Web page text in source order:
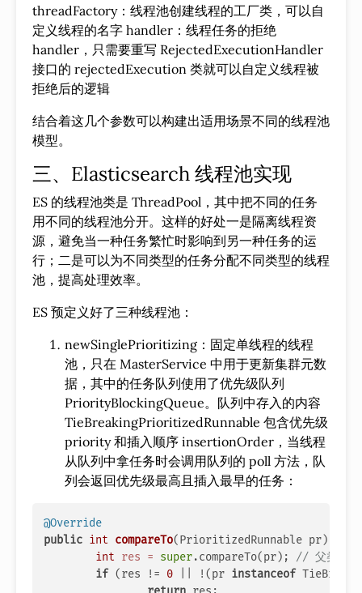
threadFactory：线程池创建线程的工厂类，可以自
定义线程的名字 handler：线程任务的拒绝
handler，只需要重写 RejectedExecutionHandler
接口的 rejectedExecution 类就可以自定义线程被
拒绝后的逻辑
结合着这几个参数可以构建出适用场景不同的线程池
模型。
三、Elasticsearch 线程池实现
ES 的线程池类是 ThreadPool，其中把不同的任务
用不同的线程池分开。这样的好处一是隔离线程资
源，避免当一种任务繁忙时影响到另一种任务的运
行；二是可以为不同类型的任务分配不同类型的线程
池，提高处理效率。
ES 预定义好了三种线程池：
newSinglePrioritizing：固定单线程的线程
池，只在 MasterService 中用于更新集群元数
据，其中的任务队列使用了优先级队列
PriorityBlockingQueue。队列中存入的内容
TieBreakingPrioritizedRunnable 包含优先级
priority 和插入顺序 insertionOrder，当线程
从队列中拿任务时会调用队列的 poll 方法，队
列会返回优先级最高且插入最早的任务：
@Override
public int compareTo(PrioritizedRunnable pr)
int res = super.compareTo(pr); // 父类的
if (res != 0 || !(pr instanceof